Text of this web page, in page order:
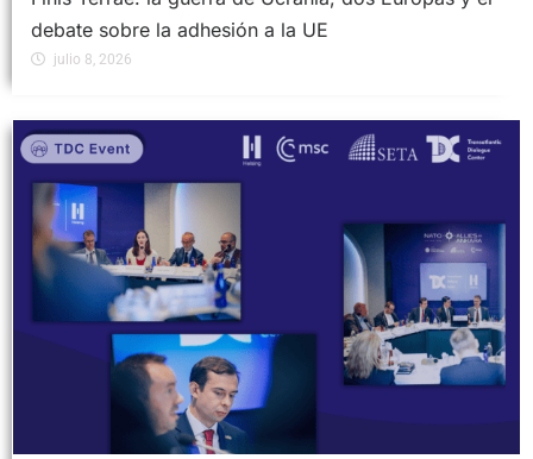
debate sobre la adhesión a la UE
julio 8, 2026